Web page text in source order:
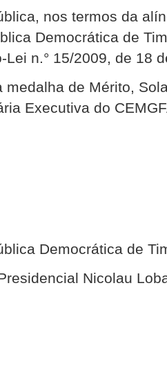
nos termos da
Democrática de
Lei n.° 15/2009, de 18
medalha de Mérito,
Executiva do
Democrática de
Nicolau